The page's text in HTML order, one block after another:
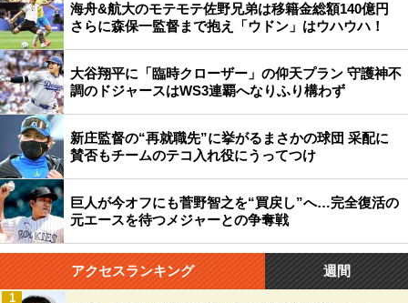
海舟&航大のモテモテ佐野兄弟は移籍金総額140億円
さらに森保一監督まで抱え「ウドン」はウハウハ！
大谷翔平に「臨時クローザー」の仰天プラン 守護神不
調のドジャースはWS3連覇へなりふり構わず
新庄監督の“再就職先”に挙がるまさかの球団 采配に
賛否もチームのテコ入れ役にうってつけ
巨人が今オフにも菅野智之を“買戻し”へ…完全復活の
元エースを待つメジャーとの争奪戦
アクセスランキング 週間
1